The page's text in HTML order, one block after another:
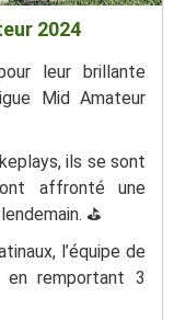
2024
leur brillante
Mid Amateur
ils se sont
affronté une
⛳️
l’équipe de
en remportant 3